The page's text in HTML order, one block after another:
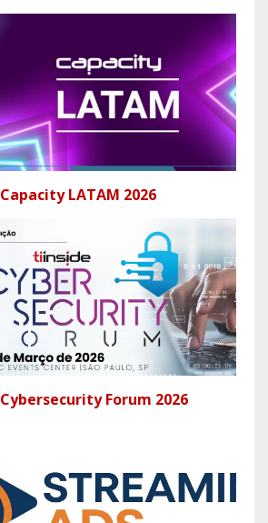
Capacity LATAM 2026
Cybersecurity Forum 2026